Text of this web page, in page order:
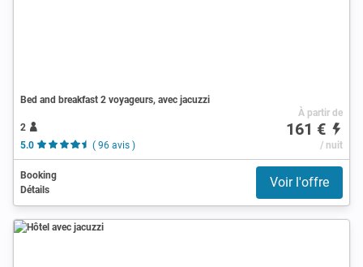
Bed and breakfast 2 voyageurs, avec jacuzzi
2
5.0
( 96 avis )
À partir de
161 €
/ nuit
Booking
Détails
Voir l'offre